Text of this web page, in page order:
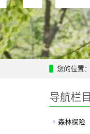
您的位置：
导航栏目
森林探险